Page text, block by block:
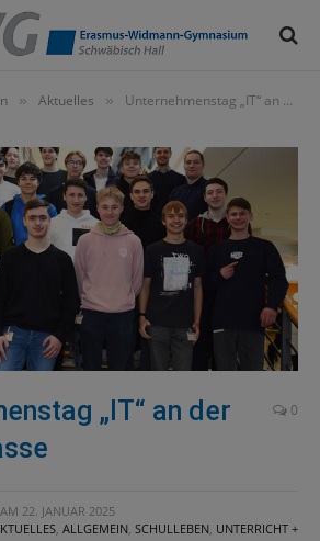
» Aktuelles » Unternehmenstag „IT“ an der Bausparkasse
„IT“ an der
0
AM 22. JANUAR 2025
, ALLGEMEIN, SCHULLEBEN, UNTERRICHT +